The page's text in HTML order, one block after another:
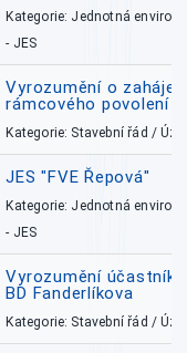
Kategorie: Jednotná
- JES
Vyrozumění o
rámcového povolení
Kategorie: Stavební řád /
JES "FVE Řepová"
Kategorie: Jednotná
- JES
Vyrozumění
BD Fanderlíkova
Kategorie: Stavební řád /